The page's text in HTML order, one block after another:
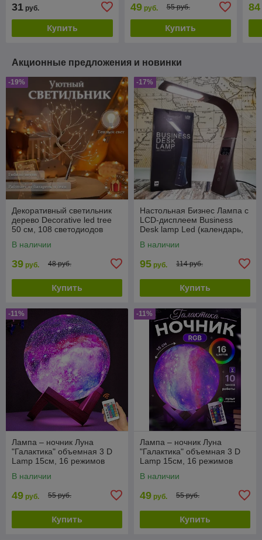
датчик звука)
31 руб.
Купить
49руб. 55 руб.
Купить
84
Акционные предложения и новинки
-19%
Декоративный светильник
дерево Decorative led tree
50 см, 108 светодиодов
батарейки)
В наличии
39 руб. 48 руб.
Купить
-17%
Настольная Бизнес Лампа с
LCD-дисплеем Business
Desk lamp Led (календарь,
термометр, 3 режима
В наличии
95 руб. 114 руб.
Купить
-11%
Лампа – ночник Луна
"Галактика" объемная 3 D
Lamp 15см, 16 режимов
В наличии
49 руб. 55 руб.
Купить
-11%
Лампа – ночник Луна
"Галактика" объемная 3 D
Lamp 15см, 16 режимов
В наличии
49 руб. 55 руб.
Купить